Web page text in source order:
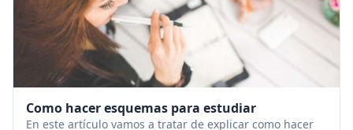
Como hacer esquemas para estudiar
En este artículo vamos a tratar de explicar como hacer